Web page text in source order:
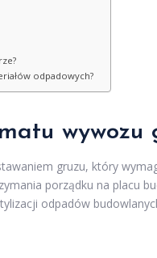
odpadowych?
wywozu
gruzu, który
porządku na placu
odpadów